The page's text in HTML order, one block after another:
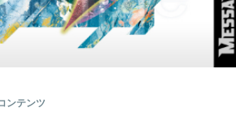
ンテンツ